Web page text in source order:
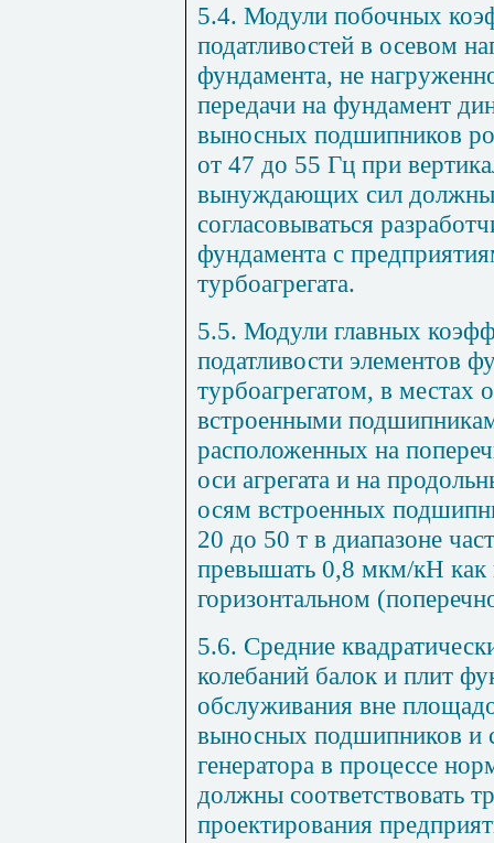
5.4. Модули побочных
податливостей в осевом
фундамента, не
передачи на фундамент
выносных подшипников
от 47 до 55 Гц при
вынуждающих сил должны
согласовываться
фундамента с
турбоагрегата.
5.5. Модули главных
податливости элементов
турбоагрегатом, в местах
встроенными
расположенных на
оси агрегата и на
осям встроенных
20 до 50 т в диапазоне
превышать 0,8 мкм/кН как
горизонтальном
5.6. Средние
колебаний балок и плит
обслуживания вне
выносных подшипников и
генератора в процессе
должны соответствовать
проектирования